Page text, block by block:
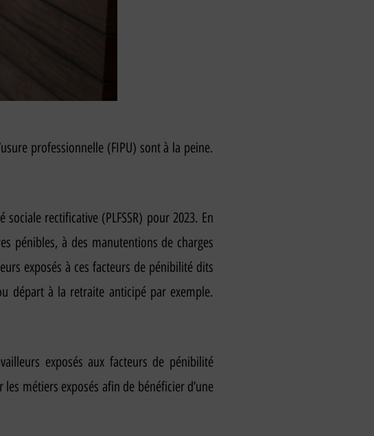
professionnelle (FIPU) sont à la peine.
rectificative (PLFSSR) pour 2023. En
pénibles, à des manutentions de charges
exposés à ces facteurs de pénibilité dits
départ à la retraite anticipé par exemple.
exposés aux facteurs de pénibilité
métiers exposés afin de bénéficier d’une